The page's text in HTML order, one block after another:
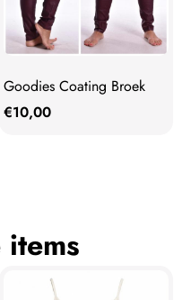
Goodies Coating Broek
€10,00